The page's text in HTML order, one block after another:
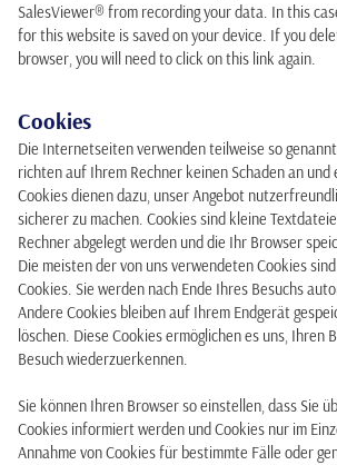
SalesViewer® from recording your data. In this
for this website is saved on your device. If you
browser, you will need to click on this link again.
Cookies
Die Internetseiten verwenden teilweise so
richten auf Ihrem Rechner keinen Schaden an
Cookies dienen dazu, unser Angebot
sicherer zu machen. Cookies sind kleine
Rechner abgelegt werden und die Ihr Browser
Die meisten der von uns verwendeten Cookies
Cookies. Sie werden nach Ende Ihres Besuchs
Andere Cookies bleiben auf Ihrem Endgerät
löschen. Diese Cookies ermöglichen es uns, Ihren
Besuch wiederzuerkennen.
Sie können Ihren Browser so einstellen, dass Sie
Cookies informiert werden und Cookies nur im
Annahme von Cookies für bestimmte Fälle oder